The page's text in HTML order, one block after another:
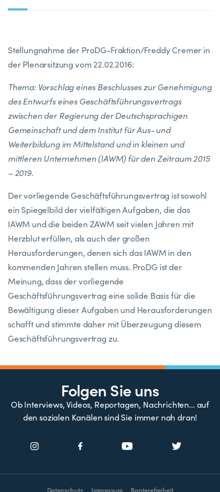
Stellungnahme der ProDG-Fraktion/Freddy Cremer in
der Plenarsitzung vom 22.02.2016:
Thema: Vorschlag eines Beschlusses zur Genehmigung
des Entwurfs eines Geschäftsführungsvertrags
zwischen der Regierung der Deutschsprachigen
Gemeinschaft und dem Institut für Aus- und
Weiterbildung im Mittelstand und in kleinen und
mittleren Unternehmen (IAWM) für den Zeitraum 2015
– 2019.
Der vorliegende Geschäftsführungsvertrag ist sowohl
ein Spiegelbild der vielfältigen Aufgaben, die das
IAWM und die beiden ZAWM seit vielen Jahren mit
Herzblut erfüllen, als auch der großen
Herausforderungen, denen sich das IAWM in den
kommenden Jahren stellen muss. ProDG ist der
Meinung, dass der vorliegende
Geschäftsführungsvertrag eine solide Basis für die
Bewältigung dieser Aufgaben und Herausforderungen
schafft und stimmte daher mit Überzeugung diesem
Geschäftsführungsvertrag zu.
Folgen Sie uns
Ob Interviews, Videos, Reportagen, Nachrichten… auf
den sozialen Kanälen sind Sie immer nah dran!
Datenschutz Impressum Barrierefreiheit